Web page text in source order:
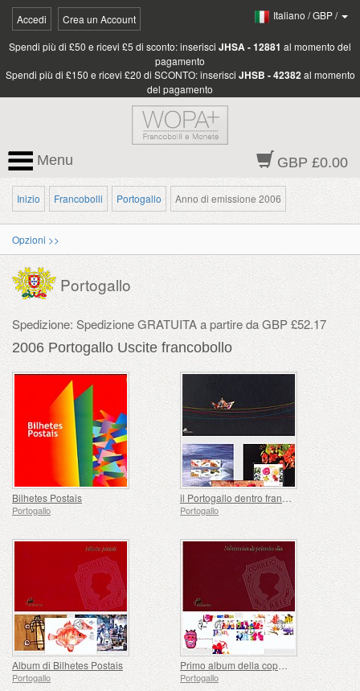
Accedi Crea un Account Italiano /GBP/
Spendi più di £50 e ricevi £5 di sconto: inserisci JHSA - 12881 al momento del
pagamento
Spendi più di £150 e ricevi £20 di SCONTO: inserisci JHSB - 42382 al momento
del pagamento
GBP £0.00
Menu
Inizio Francobolli Portogallo Anno di emissione 2006
Opzioni >>
Portogallo
Spedizione: Spedizione GRATUITA a partire da GBP £52.17
2006 Portogallo Uscite francobollo
Bilhetes Postais
Portogallo
il Portogallo dentro francoboli
Portogallo
Album di Bilhetes Postais
Portogallo
Primo album della copertura di giorno
Portogallo